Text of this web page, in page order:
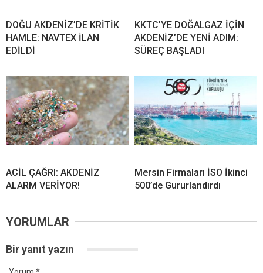
DOĞU AKDENİZ’DE KRİTİK
HAMLE: NAVTEX İLAN
EDİLDİ
KKTC’YE DOĞALGAZ İÇİN
AKDENİZ’DE YENİ ADIM:
SÜREÇ BAŞLADI
ACİL ÇAĞRI: AKDENİZ
ALARM VERİYOR!
Mersin Firmaları İSO İkinci
500’de Gururlandırdı
YORUMLAR
Bir yanıt yazın